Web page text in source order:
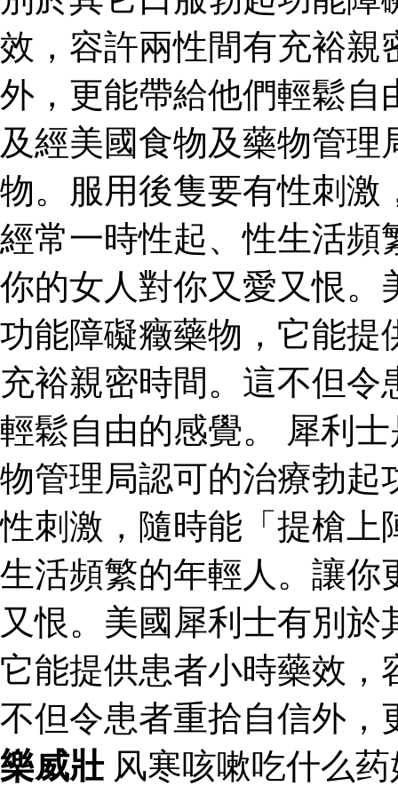
效，容許兩性間有充裕親
外，更能帶給他們輕鬆自
及經美國食物及藥物管
物。服用後隻要有性刺激
經常一時性起、性生活頻
你的女人對你又愛又恨。
功能障礙癥藥物，它能提
充裕親密時間。這不但
輕鬆自由的感覺。 犀利
物管理局認可的治療勃起
性刺激，隨時能「提槍上
生活頻繁的年輕人。讓你
又恨。美國犀利士有別
它能提供患者小時藥效，
不但令患者重拾自信外，
樂威壯风寒咳嗽吃什么